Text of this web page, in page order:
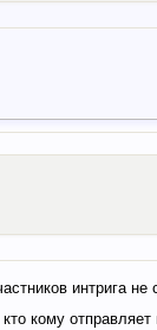
интрига не
кому отправляет